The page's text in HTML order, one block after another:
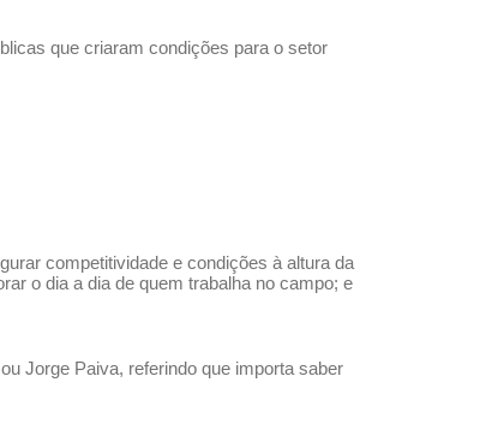
que criaram condições para o setor
competitividade e condições à altura da
o dia a dia de quem trabalha no campo; e
Jorge Paiva, referindo que importa saber